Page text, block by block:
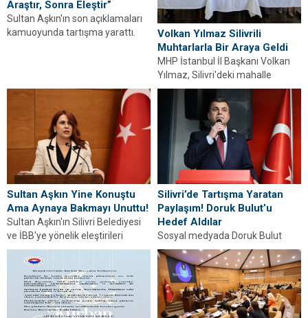
Araştır, Sonra Eleştir”
Sultan Aşkın'ın son açıklamaları
kamuoyunda tartışma yarattı.
Volkan Yılmaz Silivrili
Muhtarlarla Bir Araya Geldi
MHP İstanbul İl Başkanı Volkan
Yılmaz, Silivri'deki mahalle
muhtarlarıyla buluşarak sorun ve
talepleri dinledi. Detaylar...
Sultan Aşkın Yine Konuştu
Ama Aynaya Bakmayı Unuttu!
Sultan Aşkın'ın Silivri Belediyesi
ve İBB'ye yönelik eleştirileri
tartışma yarattı. Geçmiş
dönemin sorumlulukları yeniden
gündemde....
Silivri’de Tartışma Yaratan
Paylaşım! Doruk Bulut’u
Hedef Aldılar
Sosyal medyada Doruk Bulut
hakkında ortaya atılan iddialar
siyasi gündemde tartışma
yarattı. Detaylar haberimizde.